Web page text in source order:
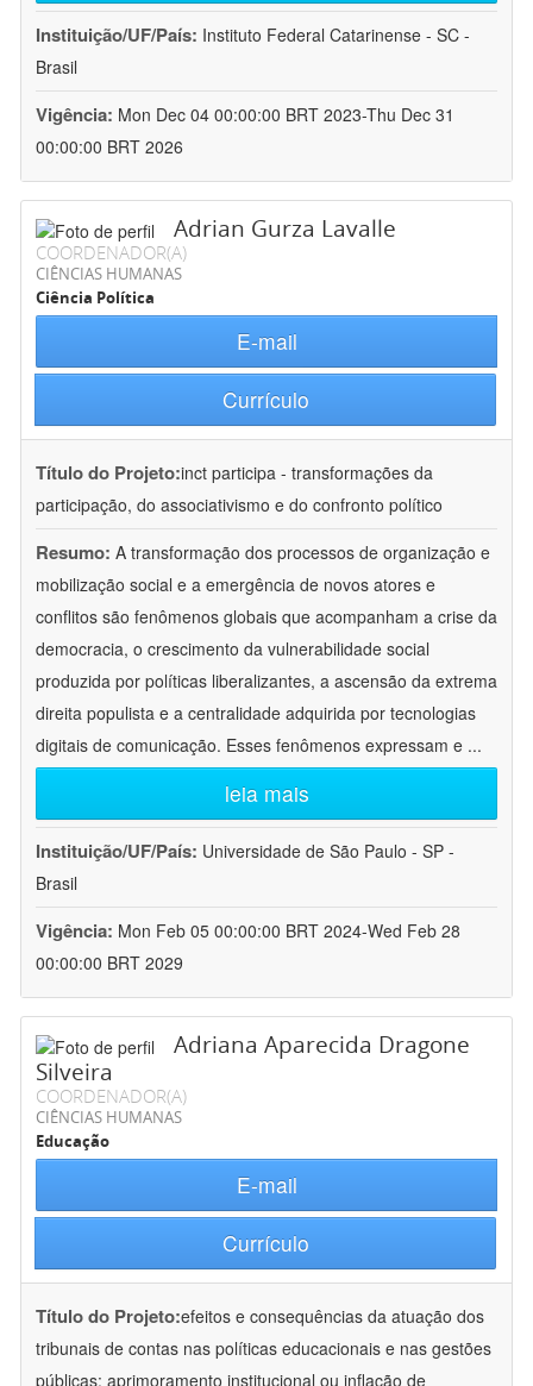
Instituição/UF/País: Instituto Federal Catarinense - SC -
Brasil
Vigência: Mon Dec 04 00:00:00 BRT 2023-Thu Dec 31
00:00:00 BRT 2026
Adrian Gurza Lavalle
COORDENADOR(A)
CIÊNCIAS HUMANAS
Ciência Política
E-mail
Currículo
Título do Projeto:inct participa - transformações da
participação, do associativismo e do confronto político
Resumo: A transformação dos processos de organização e
mobilização social e a emergência de novos atores e
conflitos são fenômenos globais que acompanham a crise da
democracia, o crescimento da vulnerabilidade social
produzida por políticas liberalizantes, a ascensão da extrema
direita populista e a centralidade adquirida por tecnologias
digitais de comunicação. Esses fenômenos expressam e ...
leia mais
Instituição/UF/País: Universidade de São Paulo - SP -
Brasil
Vigência: Mon Feb 05 00:00:00 BRT 2024-Wed Feb 28
00:00:00 BRT 2029
Adriana Aparecida Dragone
Silveira
COORDENADOR(A)
CIÊNCIAS HUMANAS
Educação
E-mail
Currículo
Título do Projeto:efeitos e consequências da atuação dos
tribunais de contas nas políticas educacionais e nas gestões
públicas: aprimoramento institucional ou inflação de